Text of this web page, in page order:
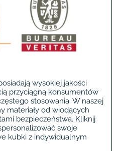
wysokiej jakości
przyciągną konsumentów
stosowania. W naszej
materiały od wiodących
bezpieczeństwa. Kliknij
swoje
kubki z indywidualnym